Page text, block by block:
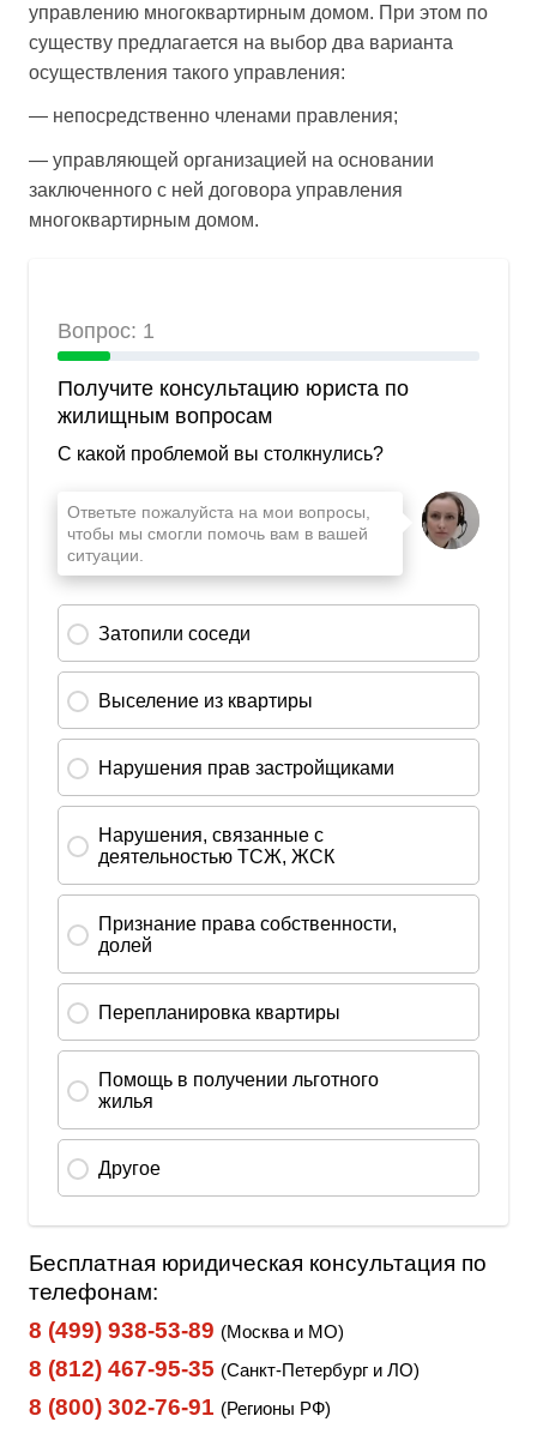
управлению многоквартирным домом. При этом по
существу предлагается на выбор два варианта
осуществления такого управления:
— непосредственно членами правления;
— управляющей организацией на основании
заключенного с ней договора управления
многоквартирным домом.
Бесплатная юридическая консультация по
телефонам:
8 (499) 938-53-89 (Москва и МО)
8 (812) 467-95-35 (Санкт-Петербург и ЛО)
8 (800) 302-76-91 (Регионы РФ)